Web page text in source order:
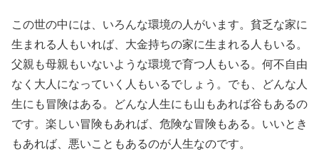
この世の中には、いろんな環境の人がいます。貧乏な家に
生まれる人もいれば、大金持ちの家に生まれる人もいる。
父親も母親もいないような環境で育つ人もいる。何不自由
なく大人になっていく人もいるでしょう。でも、どんな人
生にも冒険はある。どんな人生にも山もあれば谷もあるの
です。楽しい冒険もあれば、危険な冒険もある。いいとき
もあれば、悪いこともあるのが人生なのです。